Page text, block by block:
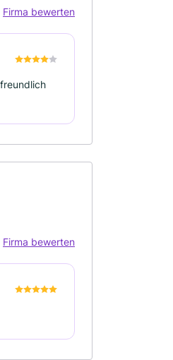
Firma bewerten
Firma bewerten